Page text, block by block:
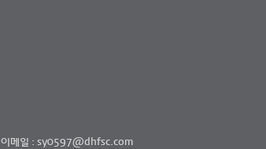
이메일 : sy0597@dhfsc.com